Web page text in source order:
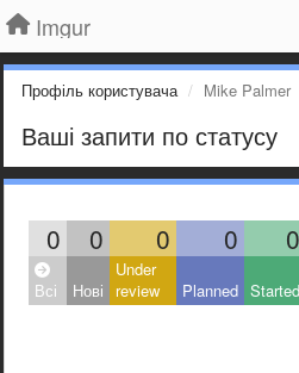
Imgur
Профіль користувача Mike Palmer
Ваші запити по статусу
0 0 0 0 0
Всі Нові
Under
review
Planned Started